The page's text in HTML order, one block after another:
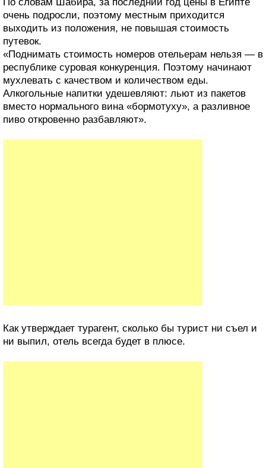
очень подросли, поэтому местным приходится
выходить из положения, не повышая стоимость
путевок.
«Поднимать стоимость номеров отельерам нельзя — в
республике суровая конкуренция. Поэтому начинают
мухлевать с качеством и количеством еды.
Алкогольные напитки удешевляют: льют из пакетов
вместо нормального вина «бормотуху», а разливное
пиво откровенно разбавляют».
Как утверждает турагент, сколько бы турист ни съел и
ни выпил, отель всегда будет в плюсе.